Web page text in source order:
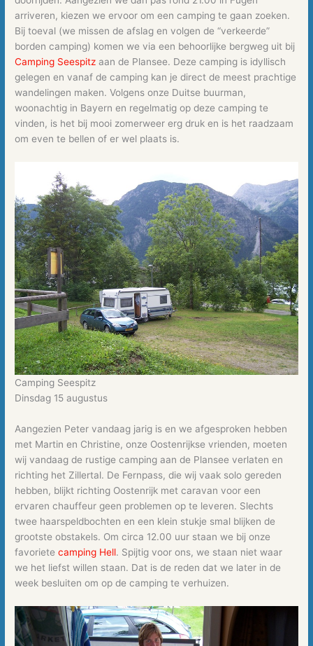
arriveren, kiezen we ervoor om een camping te gaan zoeken.
Bij toeval (we missen de afslag en volgen de “verkeerde”
borden camping) komen we via een behoorlijke bergweg uit bij
Camping Seespitzaan de Plansee. Deze camping is idyllisch
gelegen en vanaf de camping kan je direct de meest prachtige
wandelingen maken. Volgens onze Duitse buurman,
woonachtig in Bayern en regelmatig op deze camping te
vinden, is het bij mooi zomerweer erg druk en is het raadzaam
om even te bellen of er wel plaats is.
Camping Seespitz
Dinsdag 15 augustus
Aangezien Peter vandaag jarig is en we afgesproken hebben
met Martin en Christine, onze Oostenrijkse vrienden, moeten
wij vandaag de rustige camping aan de Plansee verlaten en
richting het Zillertal. De Fernpass, die wij vaak solo gereden
hebben, blijkt richting Oostenrijk met caravan voor een
ervaren chauffeur geen problemen op te leveren. Slechts
twee haarspeldbochten en een klein stukje smal blijken de
grootste obstakels. Om circa 12.00 uur staan we bij onze
favorietecamping Hell. Spijtig voor ons, we staan niet waar
we het liefst willen staan. Dat is de reden dat we later in de
week besluiten om op de camping te verhuizen.